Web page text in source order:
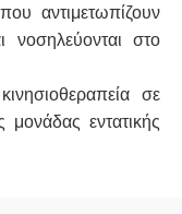
αντιμετωπίζουν
νοσηλεύονται στο
σε
μονάδας εντατικής